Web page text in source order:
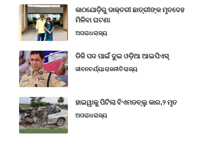
କାଠଯୋଡ଼ିରୁ ଡାକ୍ତରୀ ଛାତ୍ରୀଙ୍କ ମୃତଦେହ
ମିଳିବା ଘଟଣା
ଅପରାଧରାଜ୍ୟ
ଡିଜି ପଦ ପାଇଁ ଦୁଇ ଓଡ଼ିଆ ଆଇପିଏସ୍
ଜୀବନଚର୍ଯ୍ୟାରାଜନୀତିରାଜ୍ୟ
ହାଇୱାକୁ ପିଟିଲା ବିଏମଡବ୍ଲୁ କାର,୨ ମୃତ
ଅପରାଧରାଜ୍ୟ